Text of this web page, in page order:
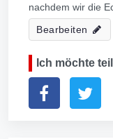
nachdem wir die
Bearbeiten
Ich möchte